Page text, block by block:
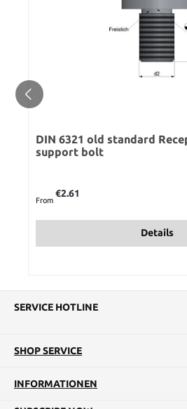
DIN 6321 old standard
support bolt
From
€2.61
Details
SERVICE HOTLINE
SHOP SERVICE
INFORMATIONEN